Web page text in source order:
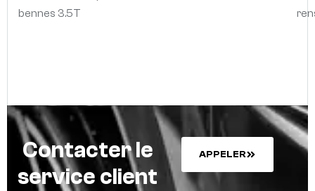
bennes 3.5T
Contacter le
service client
APPELER